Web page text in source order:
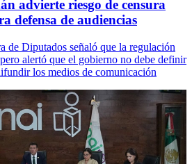
advierte riesgo de censura
defensa de audiencias
de Diputados señaló que la regulación
alertó que el gobierno no debe definir
los medios de comunicación